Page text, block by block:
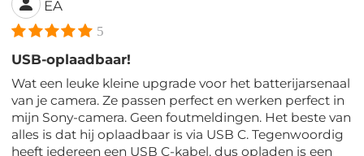
EA
5
USB-oplaadbaar!
Wat een leuke kleine upgrade voor het batterijarsenaal
van je camera. Ze passen perfect en werken perfect in
mijn Sony-camera. Geen foutmeldingen. Het beste van
alles is dat hij oplaadbaar is via USB C. Tegenwoordig
heeft iedereen een USB C-kabel, dus opladen is een